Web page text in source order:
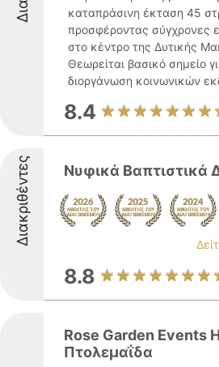
καταπράσινη έκταση 45
προσφέροντας σύγχρονες
στο κέντρο της Δυτικής
Θεωρείται βασικό σημείο
διοργάνωση κοινωνικών
8.4
Διακριθέντες Νυφικά Βαπτιστικά
8.8
Rose Garden Events
Πτολεμαΐδα